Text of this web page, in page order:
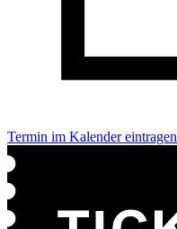
Termin im Kalender eintragen